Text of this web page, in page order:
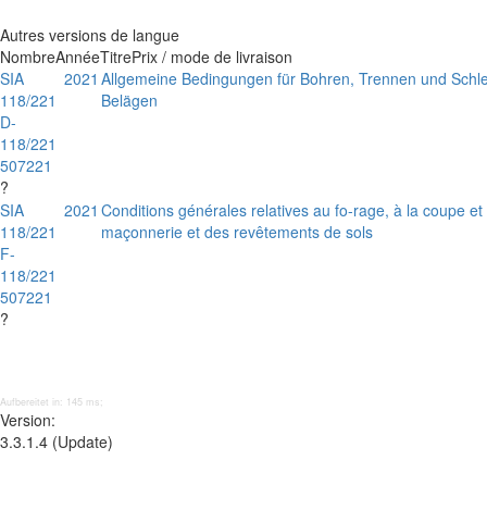
Autres versions de langue
NombreAnnéeTitrePrix / mode de livraison
SIA
118/221
D-
118/221
507221
?
2021 Allgemeine Bedingungen für Bohren, Trennen und
Belägen
SIA
118/221
F-
118/221
507221
?
2021 Conditions générales relatives au fo-rage, à la coupe
maçonnerie et des revêtements de sols
Aufbereitet in: 145 ms;
Version:
3.3.1.4 (Update)